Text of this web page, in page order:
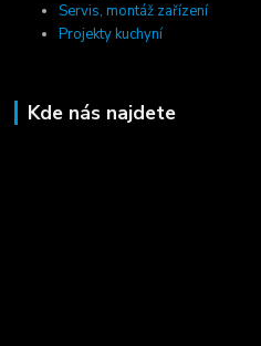
Servis, montáž zařízení
Projekty kuchyní
Kde nás najdete